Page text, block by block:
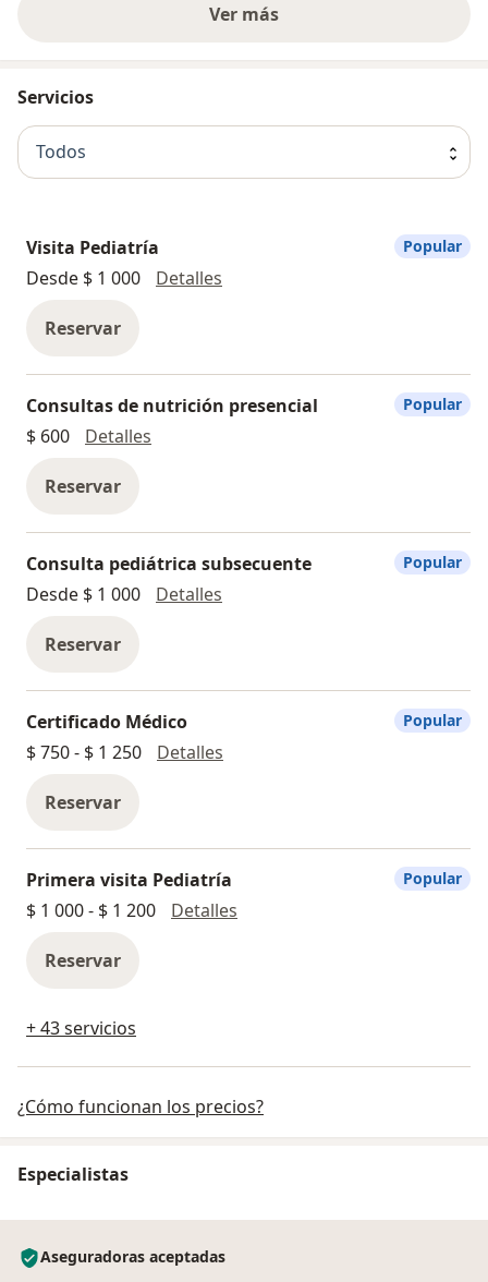
Ver más
Servicios
Todos
Visita Pediatría
Desde $ 1 000
Detalles
Reservar
Popular
Consultas de nutrición presencial
$ 600
Detalles
Reservar
Popular
Consulta pediátrica subsecuente
Desde $ 1 000
Detalles
Reservar
Popular
Certificado Médico
$ 750 - $ 1 250
Detalles
Reservar
Popular
Primera visita Pediatría
$ 1 000 - $ 1 200
Detalles
Reservar
Popular
+ 43 servicios
¿Cómo funcionan los precios?
Especialistas
Aseguradoras aceptadas